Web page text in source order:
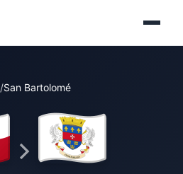
/San Bartolomé